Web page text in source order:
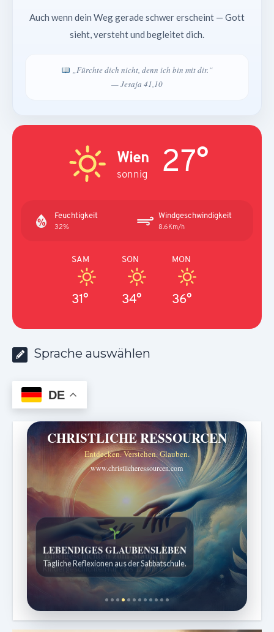
Auch wenn dein Weg gerade schwer erscheint — Gott
sieht, versteht und begleitet dich.
„Fürchte dich nicht, denn ich bin mit dir.“
— Jesaja 41,10
Wien
sonnig 27°
Feuchtigkeit
32%
Windgeschwindigkeit
8.6Km/h
SAM
31°
SON
34°
MON
36°
Sprache auswählen
DE
CHRISTLICHE RESSOURCEN
Entdecken. Verstehen. Glauben.
www.christlicheressourcen.com
Bibelgeschichten zum Staunen
Kindergeschichten für 7 bis 12 Jahre.